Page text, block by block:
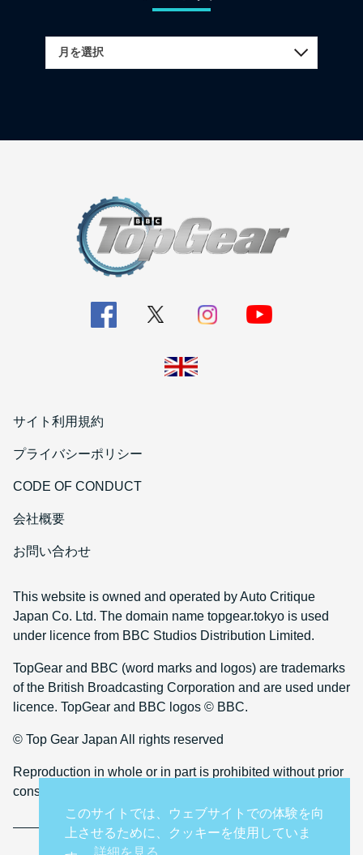
サイト利用規約
プライバシーポリシー
CODE OF CONDUCT
会社概要
お問い合わせ
This website is owned and operated by Auto Critique
Japan Co. Ltd. The domain name topgear.tokyo is used
under licence from BBC Studios Distribution Limited.
TopGear and BBC (word marks and logos) are trademarks
of the British Broadcasting Corporation and are used under
licence. TopGear and BBC logos © BBC.
© Top Gear Japan All rights reserved
Reproduction in whole or in part is prohibited without prior
consent
このサイトでは、ウェブサイトでの体験を向
上させるために、クッキーを使用していま